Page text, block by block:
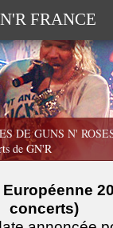
FRANCE
DE GUNS N'
de GN'R
concerts)